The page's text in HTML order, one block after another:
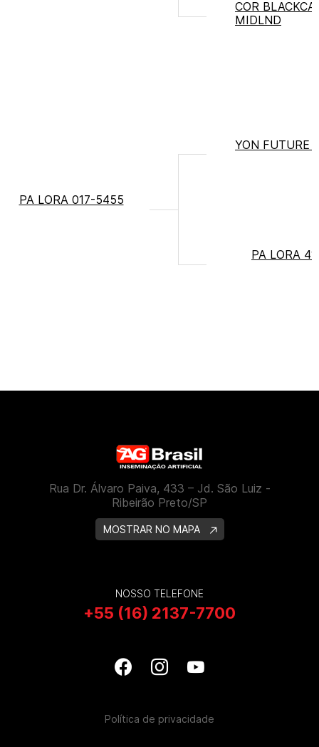
COR
MIDLND
PA LORA 017-5455
YON FUTURE
PA LORA
Rua Dr. Álvaro Paiva, 433 – Jd. São Luiz -
Ribeirão Preto/SP
MOSTRAR NO MAPA
NOSSO TELEFONE
+55 (16) 2137-7700
Política de privacidade